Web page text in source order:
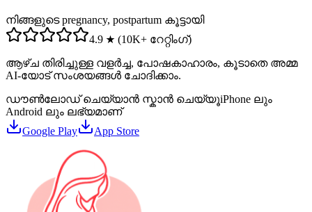
നിങ്ങളുടെ pregnancy, postpartum കൂട്ടായി
4.9 ★ (10K+ റേറ്റിംഗ്)
ആഴ്ച തിരിച്ചുള്ള വളർച്ച, പോഷകാഹാരം, കൂടാതെ അമ്മ
AI-യോട് സംശയങ്ങൾ ചോദിക്കാം.
ഡൗൺലോഡ് ചെയ്യാൻ സ്കാൻ ചെയ്യൂiPhone ലും
Android ലും ലഭ്യമാണ്
Google Play
App Store